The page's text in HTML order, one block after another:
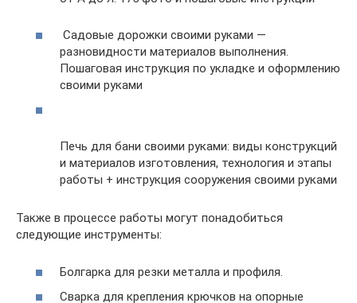
Садовые дорожки своими руками —
разновидности материалов выполнения.
Пошаговая инструкция по укладке и оформлению
своими руками
Печь для бани своими руками: виды конструкций
и материалов изготовления, технология и этапы
работы + инструкция сооружения своими руками
Также в процессе работы могут понадобиться
следующие инструменты:
Болгарка для резки металла и профиля.
Сварка для крепления крючков на опорные